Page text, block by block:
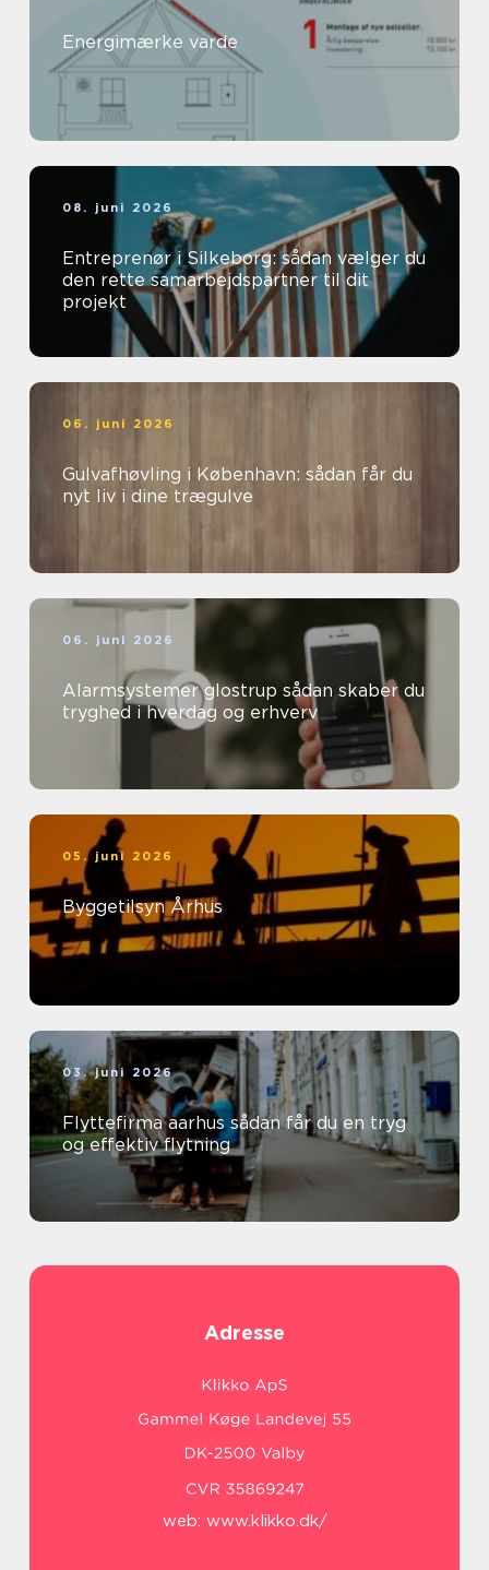
Energimærke varde
08. juni 2026
Entreprenør i Silkeborg: sådan vælger du
den rette samarbejdspartner til dit
projekt
06. juni 2026
Gulvafhøvling i København: sådan får du
nyt liv i dine trægulve
06. juni 2026
Alarmsystemer glostrup sådan skaber du
tryghed i hverdag og erhverv
05. juni 2026
Byggetilsyn Århus
03. juni 2026
Flyttefirma aarhus sådan får du en tryg
og effektiv flytning
Adresse
web: www.klikko.dk/